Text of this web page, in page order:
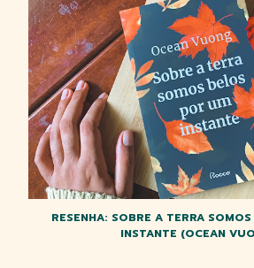
RESENHA: SOBRE A TERRA
INSTANTE (OCEAN